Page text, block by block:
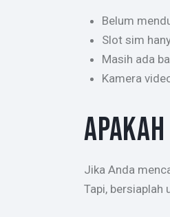
Belum
Slot sim
Masih ada
Kamera
Jika Anda
Tapi, bersiaplah